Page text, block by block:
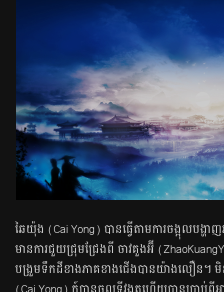
ឆៃយ៉ុង (Cai Yong) បាន​ធ្វើ​តាម​ការ​ចង្អុល​បង្ហ
មាន​ការ​ជួយ​ជ្រុម​ជ្រែង​ពី ​ចាវគួងអ៊ី
បង្រួម​ទឹក​ដី​ខាង​ភាគ​ខាង​ជើង​បាន​យ៉ាង​លឿន។